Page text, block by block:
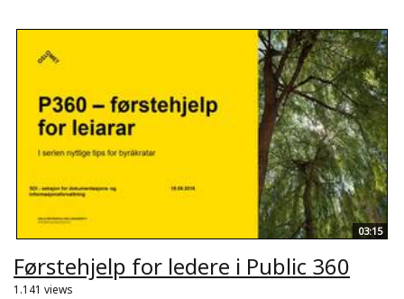
03:15
Førstehjelp for ledere i Public 360
1.141 views